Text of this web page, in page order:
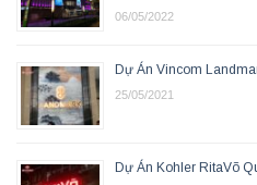
06/05/2022
Dự Án Vincom
25/05/2021
Dự Án Kohler RitaVõ